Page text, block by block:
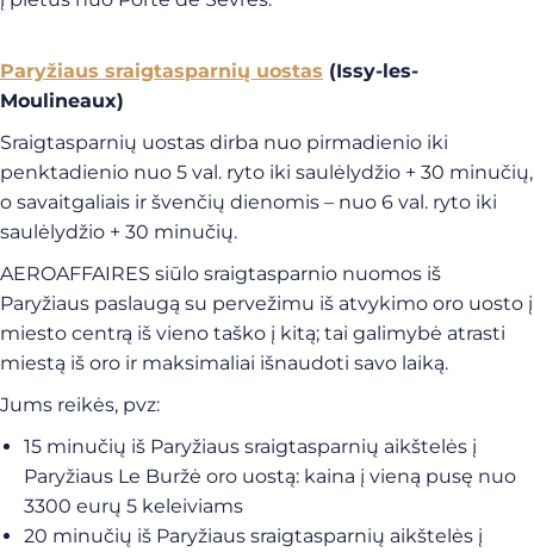
Paryžiaus sraigtasparnių uostas (Issy-les-
Moulineaux)
Sraigtasparnių uostas dirba nuo pirmadienio iki
penktadienio nuo 5 val. ryto iki saulėlydžio + 30 minučių,
o savaitgaliais ir švenčių dienomis – nuo 6 val. ryto iki
saulėlydžio + 30 minučių.
AEROAFFAIRES siūlo sraigtasparnio nuomos iš
Paryžiaus paslaugą su pervežimu iš atvykimo oro uosto į
miesto centrą iš vieno taško į kitą; tai galimybė atrasti
miestą iš oro ir maksimaliai išnaudoti savo laiką.
Jums reikės, pvz:
15 minučių iš Paryžiaus sraigtasparnių aikštelės į
Paryžiaus Le Buržė oro uostą: kaina į vieną pusę nuo
3300 eurų 5 keleiviams
20 minučių iš Paryžiaus sraigtasparnių aikštelės į